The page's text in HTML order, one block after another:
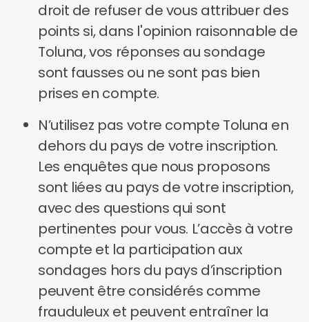
droit de refuser de vous attribuer des
points si, dans l'opinion raisonnable de
Toluna, vos réponses au sondage
sont fausses ou ne sont pas bien
prises en compte.
N’utilisez pas votre compte Toluna en
dehors du pays de votre inscription.
Les enquêtes que nous proposons
sont liées au pays de votre inscription,
avec des questions qui sont
pertinentes pour vous. L’accès à votre
compte et la participation aux
sondages hors du pays d’inscription
peuvent être considérés comme
frauduleux et peuvent entraîner la